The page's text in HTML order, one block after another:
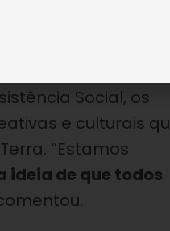
são realizadas
Social, os
e culturais
“Estamos
ideia de que todos
.